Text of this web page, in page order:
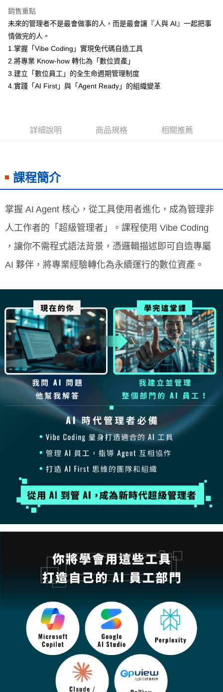
運送方式
宅配
每筆NT$70，滿NT$799(含以上)免運費
數位商品免運
免運費
銷售重點
未來的管理者不是最會做事的人，而是最會讓『人與 AI』一起把事
情做完的人。
1.掌握「Vibe Coding」實現免代碼自造工具
2.將專業 Know-how 轉化為「數位資產」
3.建立「數位員工」的全生命週期管理制度
4.實踐「AI First」與「Agent Ready」的組織變革
詳細說明 商品規格 相關推薦
課程簡介
掌握 AI Agent 核心，從工具使用者進化，成為管理非
人工作者的「超級管理者」。課程使用 Vibe Coding
，讓你不需程式語法背景，憑邏輯描述即可自造專屬
AI 夥伴，將專業經驗轉化為永續運行的數位資產。